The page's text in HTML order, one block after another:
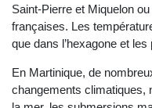
Saint-Pierre et Miquelon
françaises. Les
que dans l’hexagone et
En Martinique, de
changements climatiques,